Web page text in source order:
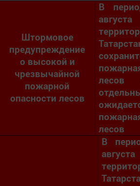
Штормовое
предупреждение
о высокой и
чрезвычайной
пожарной
опасности лесов
В
лесов
лесов
В